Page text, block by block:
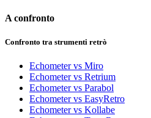
A confronto
Confronto tra strumenti retrò
Echometer vs Miro
Echometer vs Retrium
Echometer vs Parabol
Echometer vs EasyRetro
Echometer vs Kollabe